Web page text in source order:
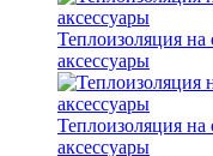
Теплоизоляция на
аксессуары
Теплоизоляция на
аксессуары